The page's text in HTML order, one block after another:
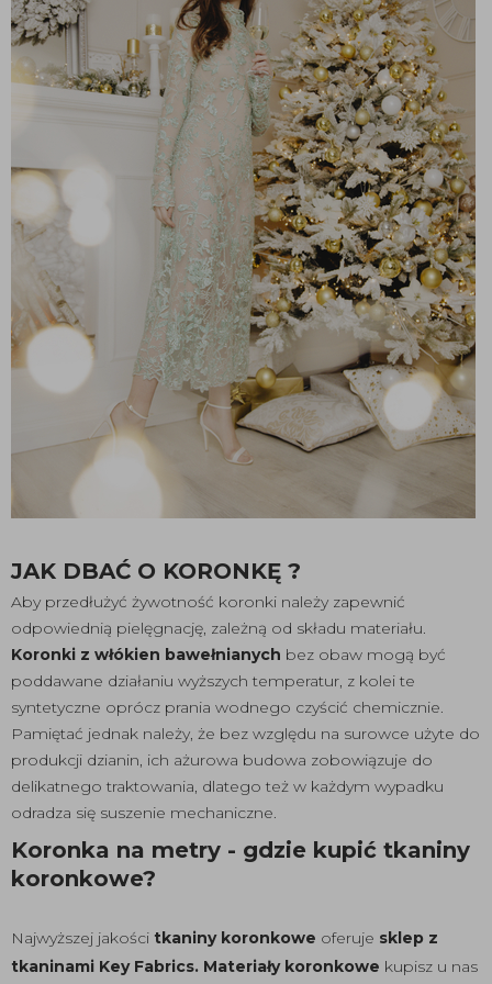
JAK DBAĆ O KORONKĘ ?
Aby przedłużyć żywotność koronki należy zapewnić
odpowiednią pielęgnację, zależną od składu materiału.
Koronki z włókien bawełnianych bez obaw mogą być
poddawane działaniu wyższych temperatur, z kolei te
syntetyczne oprócz prania wodnego czyścić chemicznie.
Pamiętać jednak należy, że bez względu na surowce użyte do
produkcji dzianin, ich ażurowa budowa zobowiązuje do
delikatnego traktowania, dlatego też w każdym wypadku
odradza się suszenie mechaniczne.
Koronka na metry - gdzie kupić tkaniny
koronkowe?
Najwyższej jakości tkaniny koronkowe oferuje sklep z
tkaninami Key Fabrics. Materiały koronkowe kupisz u nas